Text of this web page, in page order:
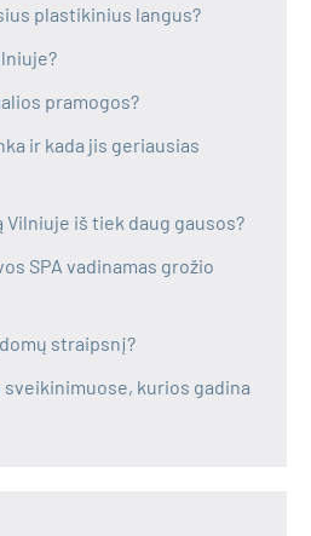
plastikinius langus?
pramogos?
ir kada jis geriausias
Vilniuje iš tiek daug gausos?
SPA vadinamas grožio
straipsnį?
kurios gadina